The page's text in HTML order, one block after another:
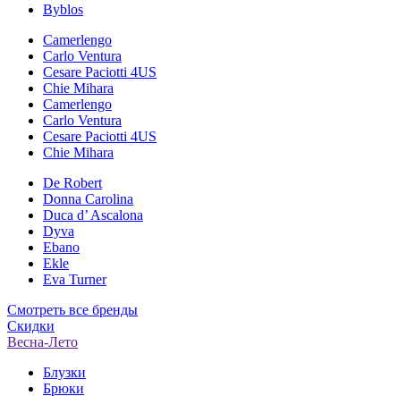
Byblos
Camerlengo
Carlo Ventura
Cesare Paciotti 4US
Chie Mihara
Camerlengo
Carlo Ventura
Cesare Paciotti 4US
Chie Mihara
De Robert
Donna Carolina
Duca d’ Ascalona
Dyva
Ebano
Ekle
Eva Turner
Смотреть все бренды
Скидки
Весна-Лето
Блузки
Брюки